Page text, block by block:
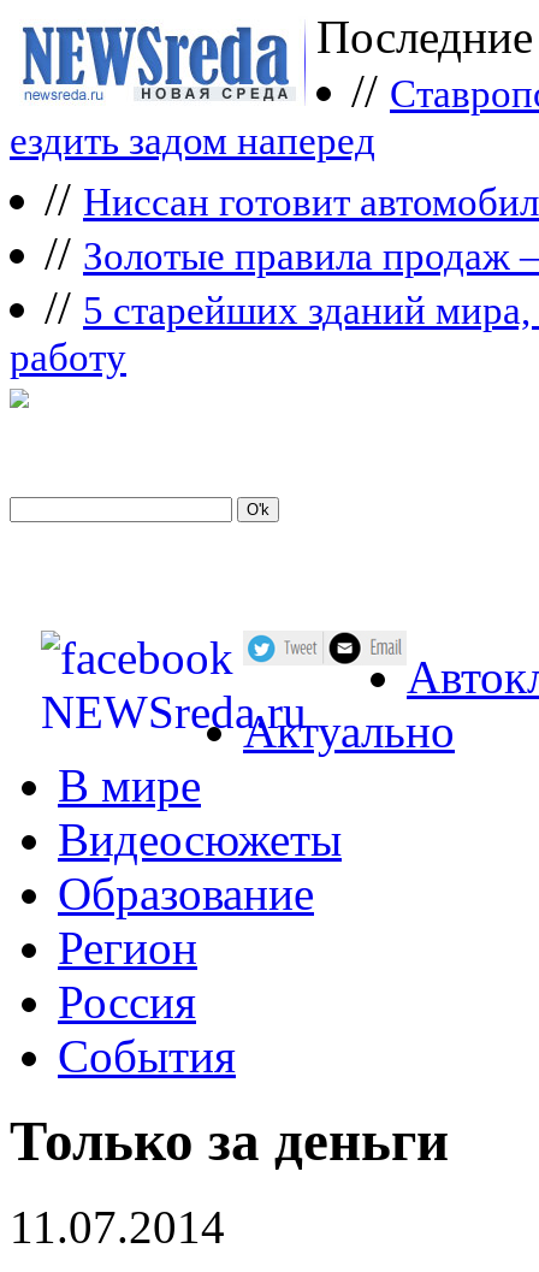
//
ездить задом наперед
// Ниссан готовит
// Зoлoтые прaвилa продаж
// 5 старейших зданий мира,
работу
Актуально
В мире
Видеосюжеты
Образование
Регион
Россия
События
Только за деньги
11.07.2014